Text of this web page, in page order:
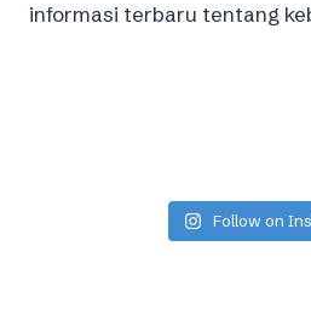
informasi terbaru tentang
Follow on